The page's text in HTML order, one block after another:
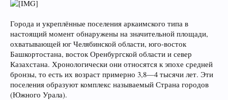
Города и укреплённые поселения аркаимского типа в
настоящий момент обнаружены на значительной площади,
охватывающей юг Челябинской области, юго-восток
Башкортостана, восток Оренбургской области и север
Казахстана. Хронологически они относятся к эпохе средней
бронзы, то есть их возраст примерно 3,8—4 тысячи лет. Эти
поселения образуют комплекс называемый Страна городов
(Южного Урала).